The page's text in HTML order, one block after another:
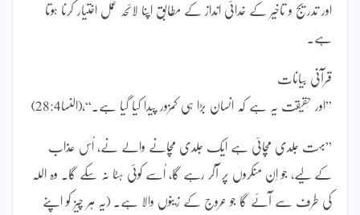
اور تدریج و تاخیر کے خدائی انداز کے مطابق اپنا لائحہ عمل اختیار کرنا ہوتا
ہے۔
قرآنی بیانات
”اور حقیقت یہ ہے کہ انسان بڑا ہی کمزور پیدا کیا گیا ہے۔“،(النسا28:4)
”بہت جلدی مچائی ہے ایک جلدی مچانے والے نے، اُس عذاب
کے لیے، جو اِن منکروں پر آکر رہے گا، اُسے کوئی ہٹا نہ سکے گا۔ وہ اللہ
کی طرف سے آئے گا جو عروج کے زینوں والا ہے۔ (یہ ہر چیز کو اپنے